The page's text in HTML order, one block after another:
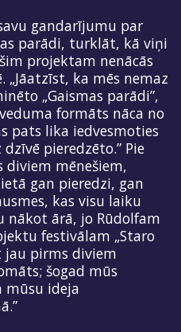
gandarījumu par
parādi, turklāt, kā viņi
projektam nenācās
ka mēs nemaz
„Gaismas parādi”,
formāts nāca no
pats lika iedvesmoties
pieredzēto.” Pie
diviem mēnešiem,
gan pieredzi, gan
kas visu laiku
nākot ārā, jo Rūdolfam
festivālam „Staro
jau pirms diviem
šogad mūs
mūsu ideja